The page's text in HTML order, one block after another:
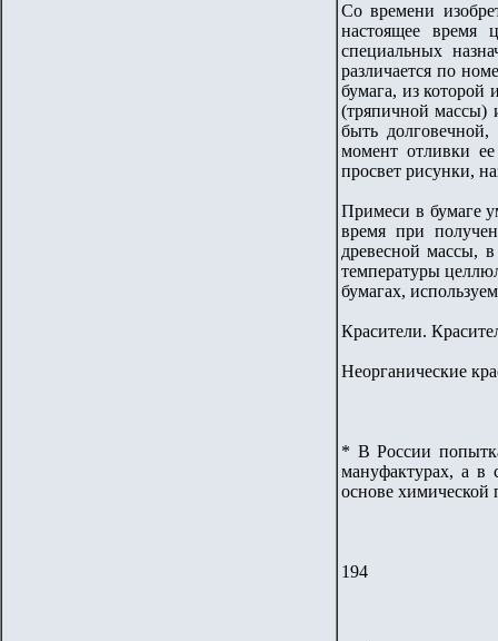
Со времени
настоящее время
специальных
различается по
бумага, из которой
(тряпичной массы)
быть
момент отливки
просвет рисунки,
Примеси в бумаге
время при
древесной массы,
температуры
бумагах,
Красители.
Неорганические
* В России
мануфактурах, а
основе химической
194